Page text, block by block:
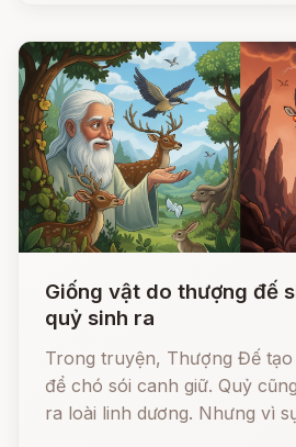
Giống vật do thượng đế
quỷ sinh ra
Trong truyện, Thượng Đế
để chó sói canh giữ. Quỷ
ra loài linh dương. Nhưng vì